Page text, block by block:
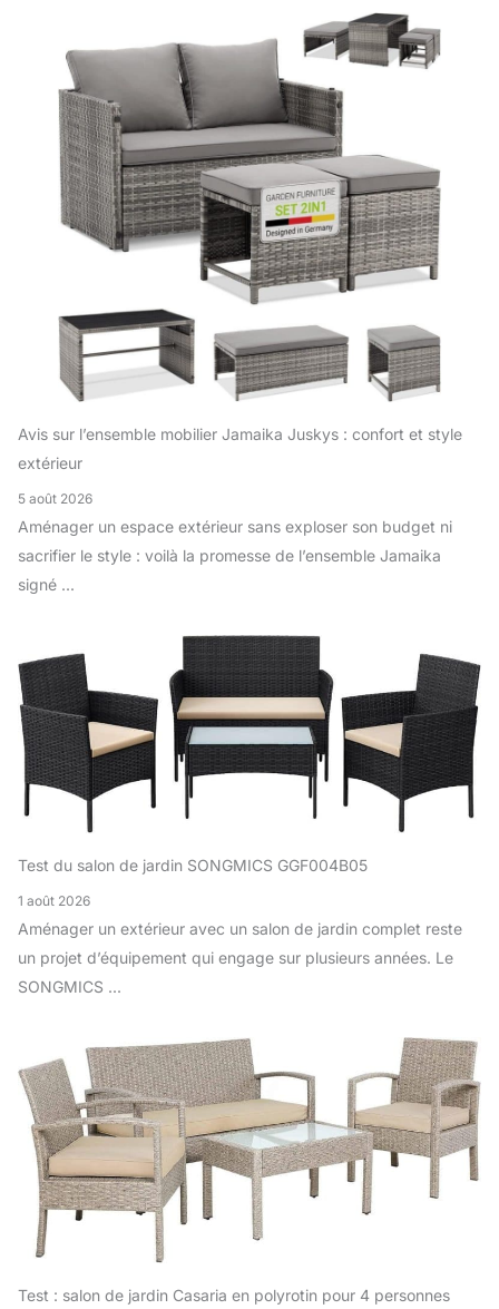
Avis sur l’ensemble mobilier Jamaika Juskys : confort et style
extérieur
5 août 2026
Aménager un espace extérieur sans exploser son budget ni
sacrifier le style : voilà la promesse de l’ensemble Jamaika
signé ...
Test du salon de jardin SONGMICS GGF004B05
1 août 2026
Aménager un extérieur avec un salon de jardin complet reste
un projet d’équipement qui engage sur plusieurs années. Le
SONGMICS ...
Test : salon de jardin Casaria en polyrotin pour 4 personnes